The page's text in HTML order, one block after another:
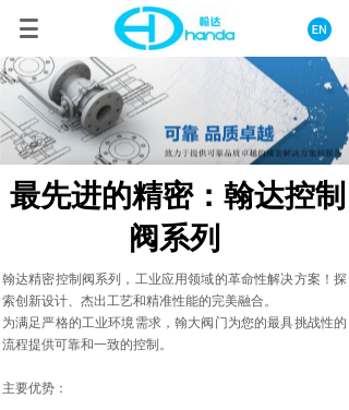
最先进的精密：翰达控制
阀系列
翰达精密控制阀系列，工业应用领域的革命性解决方案！探
索创新设计、杰出工艺和精准性能的完美融合。
为满足严格的工业环境需求，翰大阀门为您的最具挑战性的
流程提供可靠和一致的控制。
主要优势：